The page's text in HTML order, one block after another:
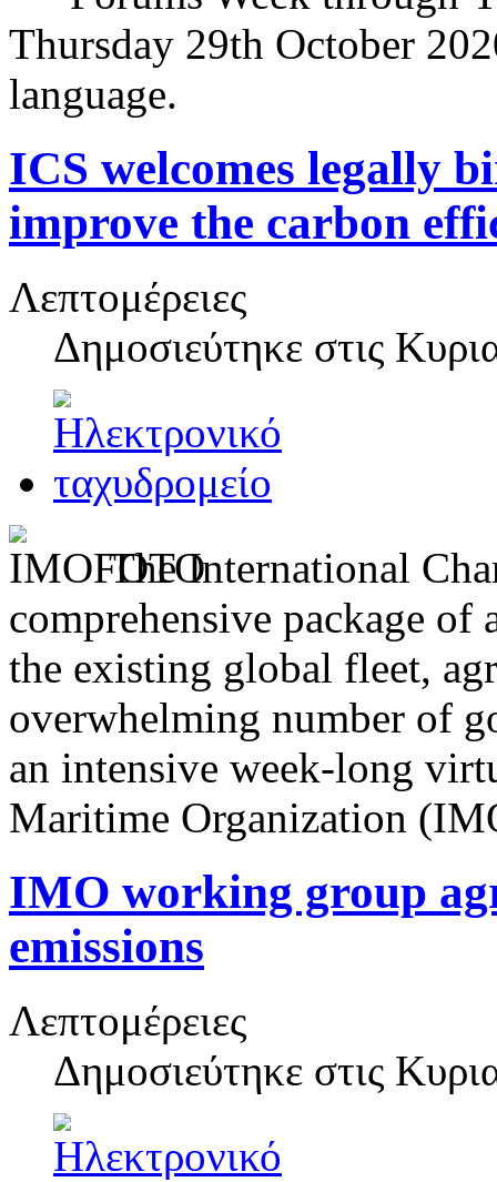
Thursday 29th October
language.
ICS welcomes legally
improve the carbon
Λεπτομέρειες
Δημοσιεύτηκε στις
The International
comprehensive package
the existing global fleet,
overwhelming number of
an intensive week-long
Maritime Organization
IMO working group
emissions
Λεπτομέρειες
Δημοσιεύτηκε στις